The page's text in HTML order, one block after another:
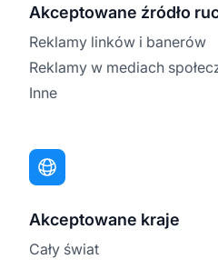
Akceptowane źródło
Reklamy linków i banerów
Reklamy w mediach
Inne
Akceptowane kraje
Cały świat